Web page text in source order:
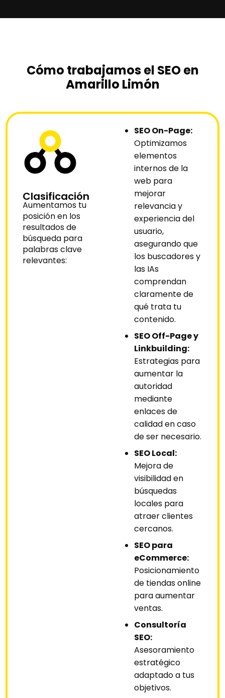
Cómo trabajamos el SEO en
Amarillo Limón
Clasificación
Aumentamos tu
posición en los
resultados de
búsqueda para
palabras clave
relevantes:
SEO On-Page:
Optimizamos
elementos
internos de la
web para
mejorar
relevancia y
experiencia del
usuario,
asegurando que
los buscadores y
las IAs
comprendan
claramente de
qué trata tu
contenido.
SEO Off-Page y
Linkbuilding:
Estrategias para
aumentar la
autoridad
mediante
enlaces de
calidad en caso
de ser necesario.
SEO Local:
Mejora de
visibilidad en
búsquedas
locales para
atraer clientes
cercanos.
SEO para
eCommerce:
Posicionamiento
de tiendas online
para aumentar
ventas.
Consultoría
SEO:
Asesoramiento
estratégico
adaptado a tus
objetivos.